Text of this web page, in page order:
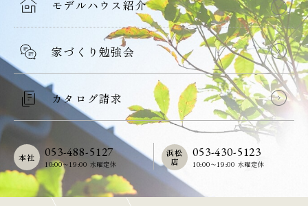
モデルハウス紹介
家づくり勉強会
カタログ請求
053-488-5127
10:00〜19:00 水曜定休
本社 053-430-5123
10:00〜19:00 水曜定休
浜松
店